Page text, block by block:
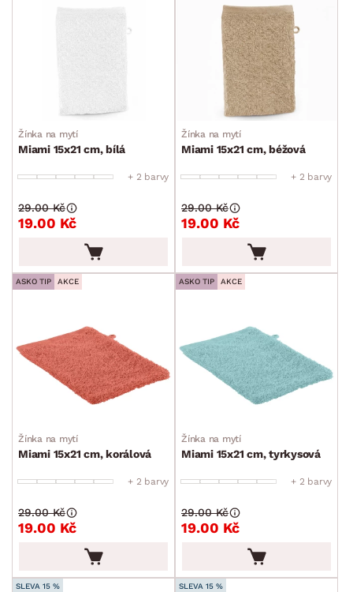
cm max.
cm max.
POVRCHOVÁ ÚPRAVA
SKLADOVOST
Žínka na mytí
Miami 15x21 cm, bílá
+ 2 barvy
19.00 Kč
29.00 Kč
Žínka na mytí
Miami 15x21 cm, béžová
+ 2 barvy
19.00 Kč
29.00 Kč
ASKO TIP AKCE
Žínka na mytí
Miami 15x21 cm, korálová
+ 2 barvy
19.00 Kč
29.00 Kč
ASKO TIP AKCE
Žínka na mytí
Miami 15x21 cm, tyrkysová
+ 2 barvy
19.00 Kč
29.00 Kč
SLEVA 15 % SLEVA 15 %